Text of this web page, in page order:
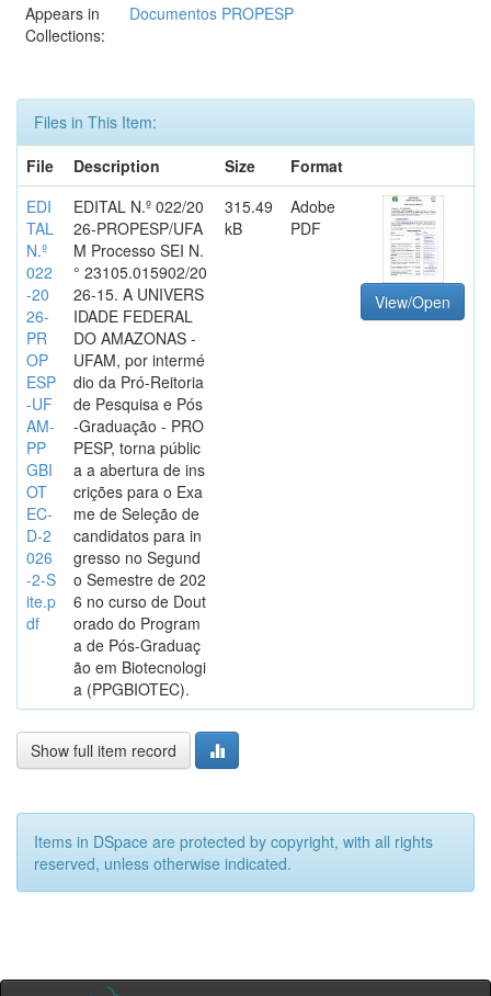
Appears in
Collections:
Documentos PROPESP
Files in This Item:
File
Description Size
Format
EDI
TAL
N.º
022
-20
26-
PR
OP
ESP
-UF
AM-
PP
GBI
OT
EC-
D-2
026
-2-S
ite.p
df
EDITAL N.º 022/20
26-PROPESP/UFA
M Processo SEI N.
° 23105.015902/20
26-15. A UNIVERS
IDADE FEDERAL
DO AMAZONAS -
UFAM, por intermé
dio da Pró-Reitoria
de Pesquisa e Pós
-Graduação - PRO
PESP, torna públic
a a abertura de ins
crições para o Exa
me de Seleção de
candidatos para in
gresso no Segund
o Semestre de 202
6 no curso de Dout
orado do Program
a de Pós-Graduaç
ão em Biotecnologi
a (PPGBIOTEC).
315.49
kB
Adobe
PDF
View/Open
Show full item record
Items in DSpace are protected by copyright, with all rights
reserved, unless otherwise indicated.